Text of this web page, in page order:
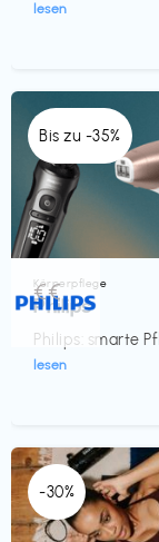
lesen
Bis zu -35%
Körperpflege
Philips
Philips: smarte
lesen
€€‎
-30%